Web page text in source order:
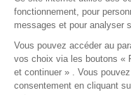
© 2026 BEST